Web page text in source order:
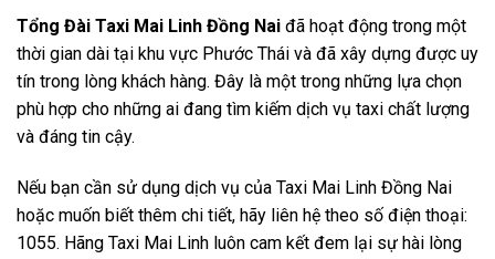
Tổng Đài Taxi Mai Linh Đồng Nai đã hoạt động trong một
thời gian dài tại khu vực Phước Thái và đã xây dựng được uy
tín trong lòng khách hàng. Đây là một trong những lựa chọn
phù hợp cho những ai đang tìm kiếm dịch vụ taxi chất lượng
và đáng tin cậy.
Nếu bạn cần sử dụng dịch vụ của Taxi Mai Linh Đồng Nai
hoặc muốn biết thêm chi tiết, hãy liên hệ theo số điện thoại:
1055. Hãng Taxi Mai Linh luôn cam kết đem lại sự hài lòng